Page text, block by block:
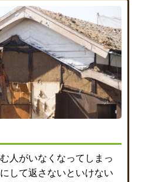
人がいなくなってしまっ
して返さないといけない